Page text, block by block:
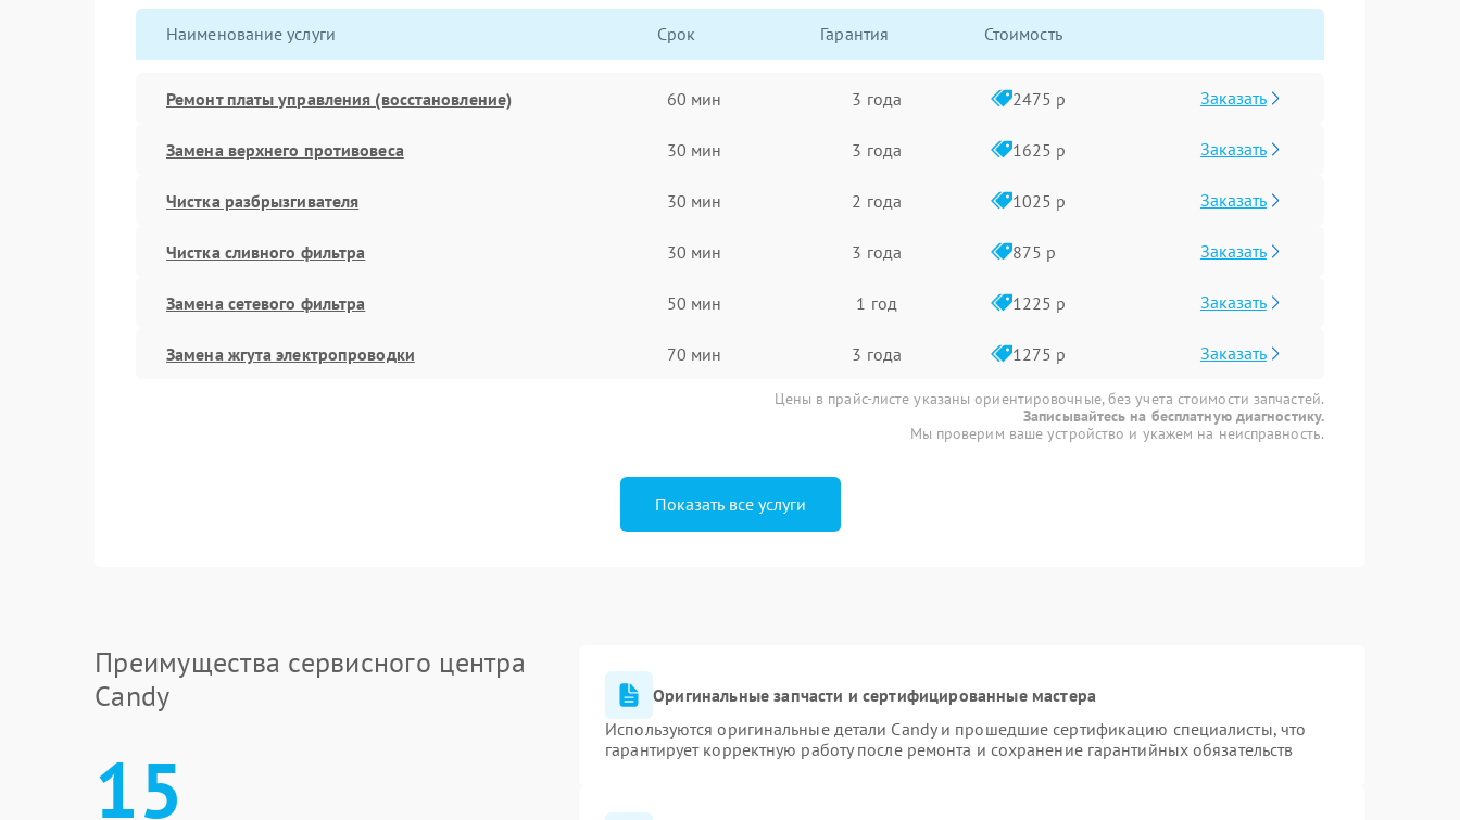
Наименование услуги Срок Гарантия Стоимость
Ремонт платы управления (восстановление) 60 мин 3 года 2475 р Заказать
Замена верхнего противовеса 30 мин 3 года 1625 р Заказать
Чистка разбрызгивателя 30 мин 2 года 1025 р Заказать
Чистка сливного фильтра 30 мин 3 года 875 р Заказать
Замена сетевого фильтра 50 мин 1 год 1225 р Заказать
Замена жгута электропроводки 70 мин 3 года 1275 р Заказать
Цены в прайс-листе указаны ориентировочные, без учета стоимости запчастей.
Записывайтесь на бесплатную диагностику.
Мы проверим ваше устройство и укажем на неисправность.
Показать все услуги
Преимущества сервисного центра
Candy
15
Оригинальные запчасти и сертифицированные мастера
Используются оригинальные детали Candy и прошедшие сертификацию специалисты, что
гарантирует корректную работу после ремонта и сохранение гарантийных обязательств